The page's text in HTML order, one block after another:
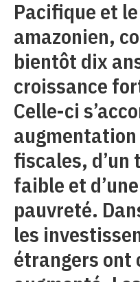
Pacifique et
amazonien,
bientôt dix
croissance
Celle-ci
fiscales,
faible et
pauvreté.
les
étrangers ont